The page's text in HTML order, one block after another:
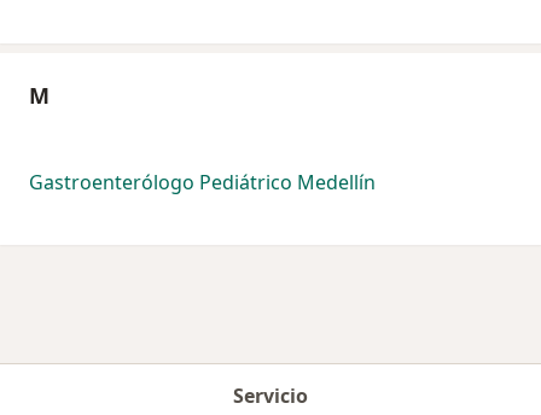
M
Gastroenterólogo Pediátrico Medellín
Servicio